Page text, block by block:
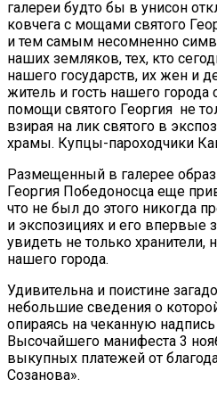
галереи будто бы в унисон
ковчега с мощами святого
и тем самым несомненно
наших земляков, тех, кто
нашего государств, их жен и
житель и гость нашего города
помощи святого Георгия не
взирая на лик святого в
храмы. Купцы-пароходчики
Размещенный в галерее
Георгия Победоносца еще
что не был до этого никогда
и экспозициях и его впервые
увидеть не только хранители,
нашего города.
Удивительна и поистине
небольшие сведения о
опираясь на чеканную
Высочайшего манифеста 3
выкупных платежей от
Созанова».